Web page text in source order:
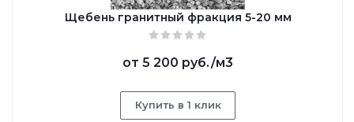
Щебень гранитный фракция 5-20 мм
от 5 200 руб./м3
Купить в 1 клик